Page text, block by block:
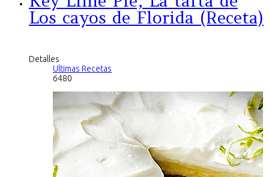
Los cayos de Florida (Receta)
Detalles
Ultimas Recetas
6480